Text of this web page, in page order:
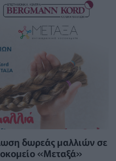
δωρεάς μαλλιών σε
«Μεταξά»